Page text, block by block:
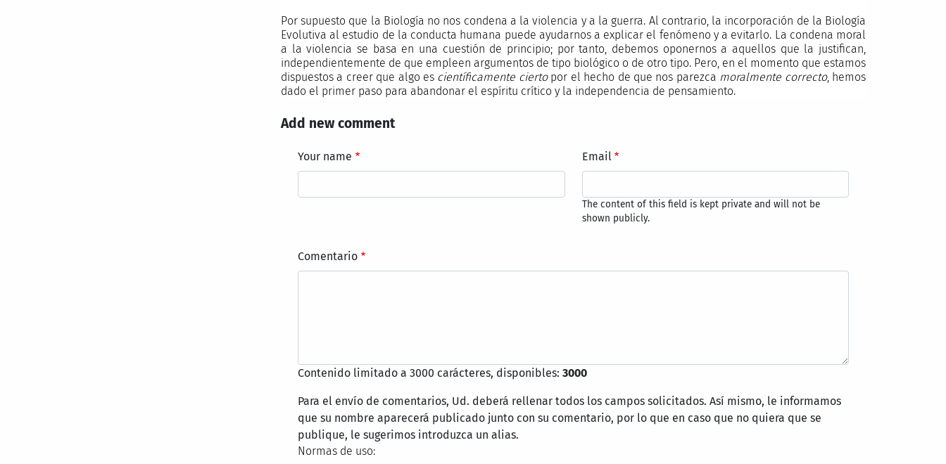
Por supuesto que la Biología no nos condena a la violencia y a la guerra. Al contrario, la incorporación de la Biología
Evolutiva al estudio de la conducta humana puede ayudarnos a explicar el fenómeno y a evitarlo. La condena moral
a la violencia se basa en una cuestión de principio; por tanto, debemos oponernos a aquellos que la justifican,
independientemente de que empleen argumentos de tipo biológico o de otro tipo. Pero, en el momento que estamos
dispuestos a creer que algo es científicamente ciertopor el hecho de que nos parezca moralmente correcto, hemos
dado el primer paso para abandonar el espíritu crítico y la independencia de pensamiento.
Add new comment
Your name Email
The content of this field is kept private and will not be
shown publicly.
Comentario
Contenido limitado a 3000 carácteres, disponibles: 3000
Para el envío de comentarios, Ud. deberá rellenar todos los campos solicitados. Así mismo, le informamos
que su nombre aparecerá publicado junto con su comentario, por lo que en caso que no quiera que se
publique, le sugerimos introduzca un alias.
Normas de uso: